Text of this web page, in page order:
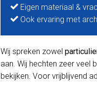
Eigen materiaal &
Ook ervaring met
Wij spreken zowel
aan. Wij hechten zeer veel
bekijken. Voor vrijblijvend